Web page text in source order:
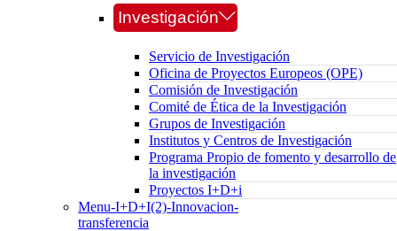
Investigación
Servicio de Investigación
Oficina de Proyectos Europeos (OPE)
Comisión de Investigación
Comité de Ética de la Investigación
Grupos de Investigación
Institutos y Centros de Investigación
Programa Propio de fomento y desarrollo de
la investigación
Proyectos I+D+i
Menu-I+D+I(2)-Innovacion-
transferencia